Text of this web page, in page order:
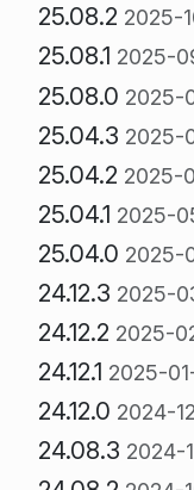
25.08.2 2025-
25.08.1 2025-
25.08.0 2025-
25.04.3 2025-
25.04.2 2025-
25.04.1 2025-
25.04.0 2025-
24.12.3 2025-
24.12.2 2025-
24.12.1 2025-
24.12.0 2024-
24.08.3 2024-